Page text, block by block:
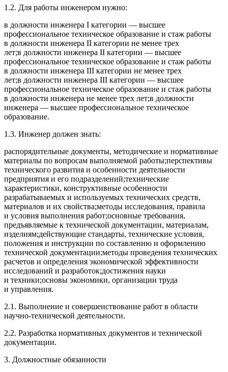
1.2. Для работы инженером нужно:
в должности инженера I категории — высшее
профессиональное техническое образование и стаж работы
в должности инженера II категории не менее трех
лет;в должности инженера II категории — высшее
профессиональное техническое образование и стаж работы
в должности инженера III категории не менее трех
лет;в должности инженера III категории — высшее
профессиональное техническое образование и стаж работы
в должности инженера не менее трех лет;в должности
инженера — высшее профессиональное техническое
образование.
1.3. Инженер должен знать:
распорядительные документы, методические и нормативные
материалы по вопросам выполняемой работы;перспективы
технического развития и особенности деятельности
предприятия и его подразделений;технические
характеристики, конструктивные особенности
разрабатываемых и используемых технических средств,
материалов и их свойства;методы исследования, правила
и условия выполнения работ;основные требования,
предъявляемые к технической документации, материалам,
изделиям;действующие стандарты, технические условия,
положения и инструкции по составлению и оформлению
технической документации;методы проведения технических
расчетов и определения экономической эффективности
исследований и разработок;достижения науки
и техники;основы экономики, организации труда
и управления.
2.1. Выполнение и совершенствование работ в области
научно-технической деятельности.
2.2. Разработка нормативных документов и технической
документации.
3. Должностные обязанности